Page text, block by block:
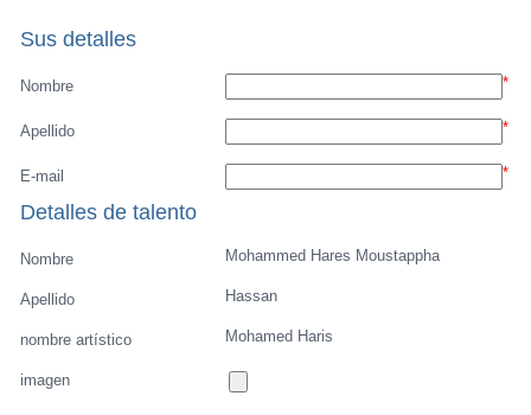
Sus detalles
Nombre *
Apellido *
E-mail *
Detalles de talento
Nombre Mohammed Hares Moustappha
Apellido Hassan
nombre artístico Mohamed Haris
imagen